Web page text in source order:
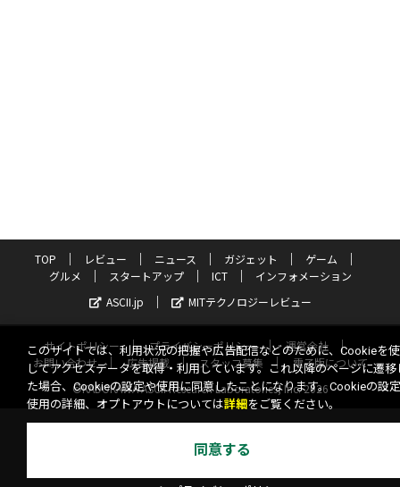
TOP レビュー ニュース ガジェット
ゲーム
グルメ
スタートアップ ICT
インフォメーション
ASCII.jp
MITテクノロジーレビュー
サイトポリシー プライバシーポリシー
運営会社
お問い合わせ
広告掲載 スタッフ募集
電子版について
©KADOKAWA ASCII Research Laboratories, Inc. 2026
このサイトでは、利用状況の把握や広告配信などのために、Cookieを
してアクセスデータを取得・利用しています。これ以降のページに遷移
た場合、Cookieの設定や使用に同意したことになります。Cookieの設
使用の詳細、オプトアウトについては詳細 をご覧ください。
同意する